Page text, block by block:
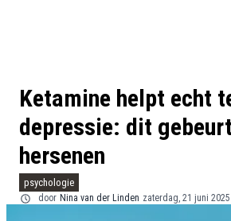
Ketamine helpt echt
depressie: dit
hersenen
psychologie
door Nina van der Linden zaterdag, 21 juni